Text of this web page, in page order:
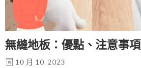
無縫地板：優點、注意事項
10 月 10, 2023